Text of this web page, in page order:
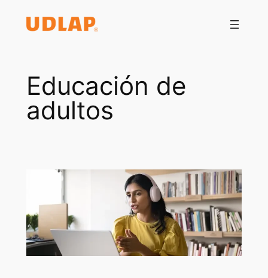
Educación de
adultos